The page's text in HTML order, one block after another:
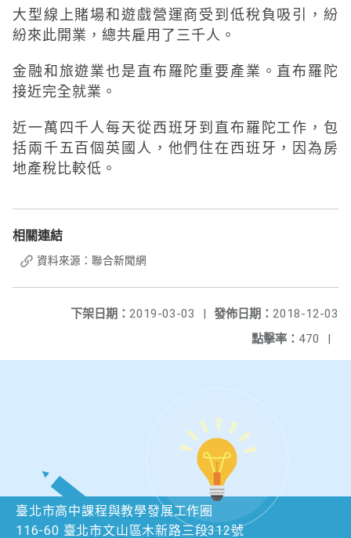
大型線上賭場和遊戲營運商受到低稅負吸引，紛
紛來此開業，總共雇用了三千人。
金融和旅遊業也是直布羅陀重要產業。直布羅陀
接近完全就業。
近一萬四千人每天從西班牙到直布羅陀工作，包
括兩千五百個英國人，他們住在西班牙，因為房
地產稅比較低。
相關連結
資料來源：聯合新聞網
發佈日期： 2018-12-03
下架日期： 2019-03-03
|
點擊率： 470 |
臺北市高中課程與教學發展工作圈
116-60 臺北市文山區木新路三段312號